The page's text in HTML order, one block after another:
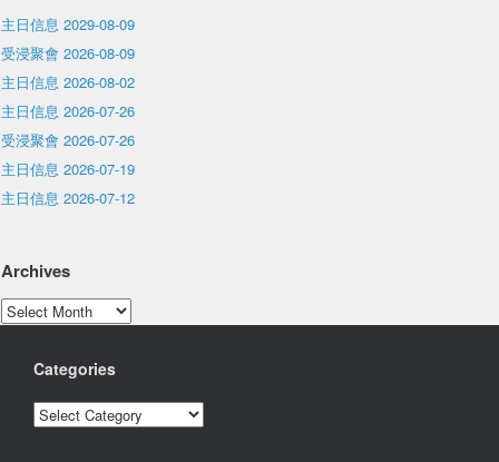
主日信息 2029-08-09
受浸聚會 2026-08-09
主日信息 2026-08-02
主日信息 2026-07-26
受浸聚會 2026-07-26
主日信息 2026-07-19
主日信息 2026-07-12
Archives
Archives
Categories
Categories